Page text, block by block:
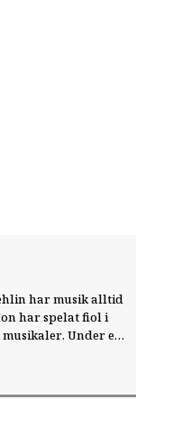
har musik alltid
har spelat fiol i
Under en
”Jag kan hjälpa